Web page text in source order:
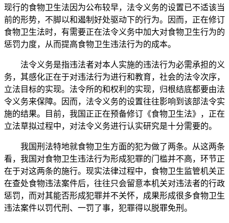
现行的食物卫生法因为公布较早，法令义务的设置已不适该当
前的形势，不脚以和遏制好处驱动下的行为。因而，正在修订
食物卫生法时，有需要正在法令义务中加大对食物卫生行为的
惩罚力度，从而提高食物卫生违法行为的成本。
法令义务是指违法者对本人实施的违法行为必需承担的义
务，其感化正在于对违法行为进行和教育，社会的法令次序，
立法目标的实现。法令所的和权利的实现，归根结底都要由法
令义务来保障。因而，法令义务的设置往往影响到该部法令实
施的结果。目前，我国正正在预备修订《食物卫生法》，正在
立法草拟过程中，对法令义务进行认实研究是十分需要的。
我国刑法特地就食物卫生方面的犯为做了两条。从这两条
看，我国对食物卫生违法行为形成犯罪的门槛并不高，环节正
在于对这两条的施行。现实法律过程中，食物卫生监管机关正
在查处食物违法案件后，往往只会留意本机关对违法者的行政
惩罚，而对其能否形成犯罪并不关怀，成果形成很多食物卫生
违法案件以罚代刑、一罚了事，犯罪得以脱罪免刑。